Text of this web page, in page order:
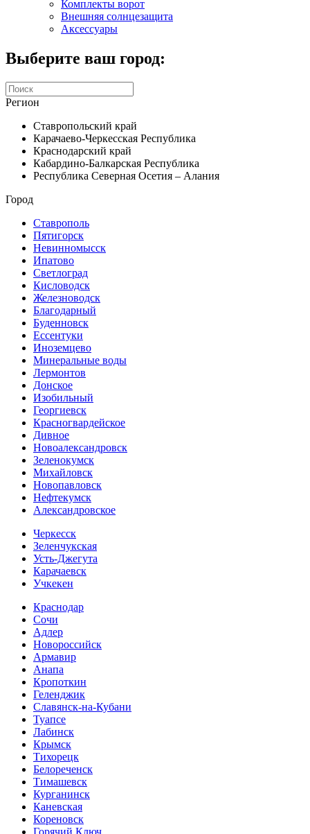
Комплекты ворот
Внешняя солнцезащита
Аксессуары
Выберите ваш город:
Регион
Ставропольский край
Карачаево-Черкесская Республика
Краснодарский край
Кабардино-Балкарская Республика
Республика Северная Осетия – Алания
Город
Ставрополь
Пятигорск
Невинномысск
Ипатово
Светлоград
Кисловодск
Железноводск
Благодарный
Буденновск
Ессентуки
Иноземцево
Минеральные воды
Лермонтов
Донское
Изобильный
Георгиевск
Красногвардейское
Дивное
Новоалександровск
Зеленокумск
Михайловск
Новопавловск
Нефтекумск
Александровское
Черкесск
Зеленчукская
Усть-Джегута
Карачаевск
Учкекен
Краснодар
Сочи
Адлер
Новороссийск
Армавир
Анапа
Кропоткин
Геленджик
Славянск-на-Кубани
Туапсе
Лабинск
Крымск
Тихорецк
Белореченск
Тимашевск
Курганинск
Каневская
Кореновск
Горячий Ключ